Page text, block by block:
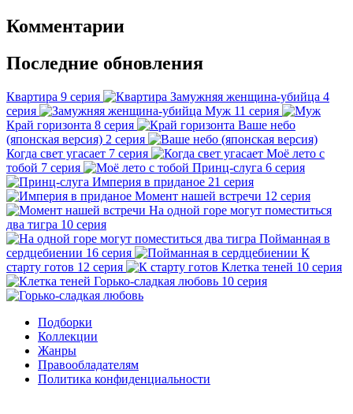
Комментарии
Последние обновления
Квартира 9 серия Замужняя женщина-убийца 4
серия
Муж 11 серия
Край горизонта 8 серия
Ваше небо
(японская версия) 2 серия
Когда свет угасает 7 серия
Моё лето с
тобой 7 серия Принц-слуга 6 серия
Империя в приданое 21 серия
Момент нашей встречи 12 серия
На одной горе могут поместиться
два тигра 10 серия
Пойманная в
сердцебиении 16 серия
К
старту готов 12 серия Клетка теней 10 серия
Горько-сладкая любовь 10 серия
Подборки
Коллекции
Жанры
Правообладателям
Политика конфиденциальности